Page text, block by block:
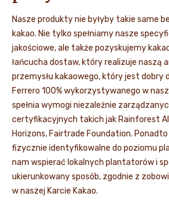
Nasze produkty nie byłyby takie same
kakao. Nie tylko spełniamy nasze
jakościowe, ale także pozyskujemy
łańcucha dostaw, który realizuje naszą
przemysłu kakaowego, który jest dobry
Ferrero 100% wykorzystywanego w
spełnia wymogi niezależnie
certyfikacyjnych takich jak Rainforest
Horizons, Fairtrade Foundation.
fizycznie identyfikowalne do poziomu
nam wspierać lokalnych plantatorów i
ukierunkowany sposób, zgodnie z
w naszej Karcie Kakao.